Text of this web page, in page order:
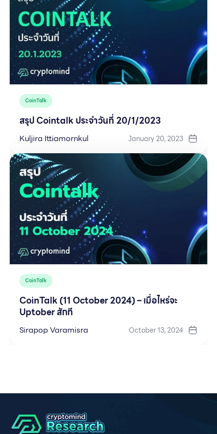
CoinTalk
สรุป Cointalk ประจำวันที่ 20/1/2023
Kuljira Ittiamornkul January 20, 2023
CoinTalk
CoinTalk (11 October 2024) – เมื่อไหร่จะ
Uptober สักที
Sirapop Varamisra October 13, 2024